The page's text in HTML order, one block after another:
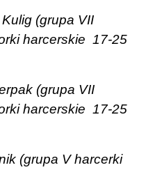
(grupa VII
harcerskie 17-25
(grupa VII
harcerskie 17-25
(grupa V harcerki